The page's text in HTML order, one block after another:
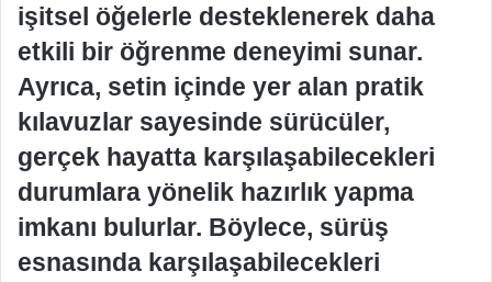
işitsel öğelerle desteklenerek daha
etkili bir öğrenme deneyimi sunar.
Ayrıca, setin içinde yer alan pratik
kılavuzlar sayesinde sürücüler,
gerçek hayatta karşılaşabilecekleri
durumlara yönelik hazırlık yapma
imkanı bulurlar. Böylece, sürüş
esnasında karşılaşabilecekleri